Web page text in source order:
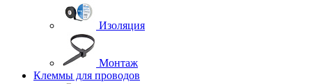
Изоляция
Монтаж
Клеммы для проводов